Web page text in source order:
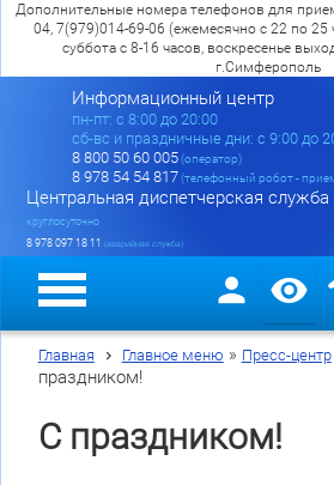
Дополнительные номера телефонов для
04, 7(979)014-69-06 (ежемесячно с 22 по 25
суббота с 8-16 часов, воскресенье
г.Симферополь
Информационный центр
пн-пт: c 8:00 до 20:00
сб-вс и праздничные дни: с 9:00 до
8 800 50 60 005(оператор)
8 978 54 54 817(телефонный робот -
Центральная диспетчерская служба
круглосуточно
8 978 097 18 11 (аварийная служба)
Главная Главное меню » Пресс-центр
праздником!
С праздником!